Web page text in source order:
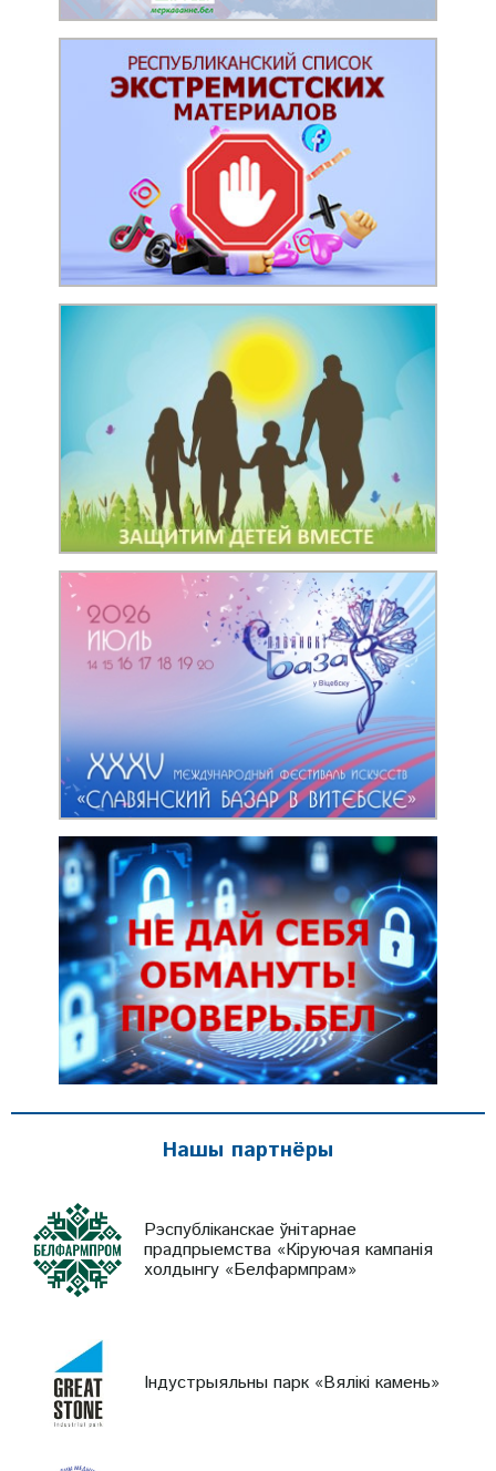
Нашы партнёры
Рэспубліканскае ўнітарнае
прадпрыемства «Кіруючая кампанія
холдынгу «Белфармпрам»
Індустрыяльны парк «Вялікі камень»